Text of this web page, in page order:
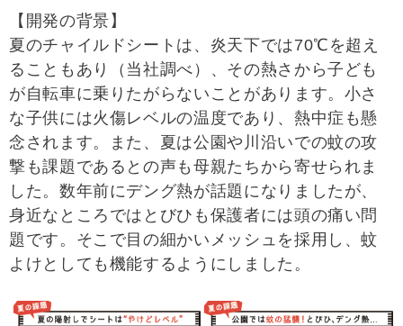
【開発の背景】
夏のチャイルドシートは、炎天下では70℃を超え
ることもあり（当社調べ）、その熱さから子ども
が自転車に乗りたがらないことがあります。小さ
な子供には火傷レベルの温度であり、熱中症も懸
念されます。また、夏は公園や川沿いでの蚊の攻
撃も課題であるとの声も母親たちから寄せられま
した。数年前にデング熱が話題になりましたが、
身近なところではとびひも保護者には頭の痛い問
題です。そこで目の細かいメッシュを採用し、蚊
よけとしても機能するようにしました。